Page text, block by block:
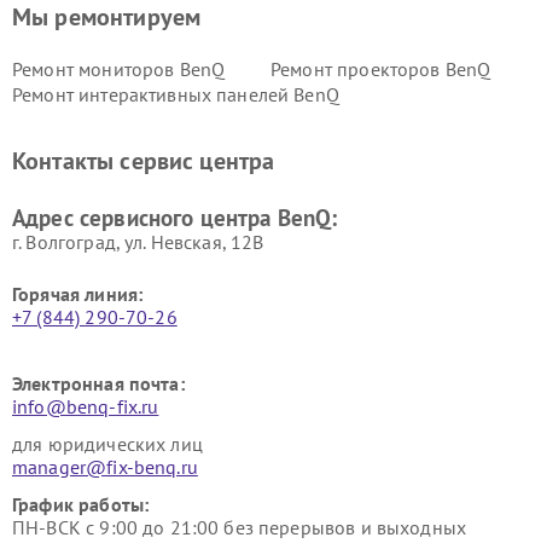
Мы ремонтируем
Ремонт мониторов BenQ
Ремонт проекторов BenQ
Ремонт интерактивных панелей BenQ
Контакты сервис центра
Адрес сервисного центра BenQ:
г. Волгоград, ул. Невская, 12В
Горячая линия:
+7 (844) 290-70-26
Электронная почта:
info@benq-fix.ru
для юридических лиц
manager@fix-benq.ru
График работы:
ПН-ВСК с 9:00 до 21:00 без перерывов и выходных